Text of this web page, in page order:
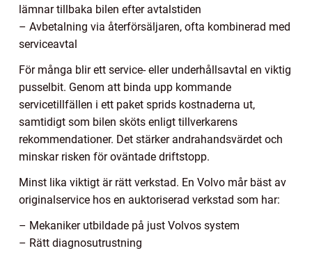
lämnar tillbaka bilen efter avtalstiden
– Avbetalning via återförsäljaren, ofta kombinerad med
serviceavtal
För många blir ett service- eller underhållsavtal en viktig
pusselbit. Genom att binda upp kommande
servicetillfällen i ett paket sprids kostnaderna ut,
samtidigt som bilen sköts enligt tillverkarens
rekommendationer. Det stärker andrahandsvärdet och
minskar risken för oväntade driftstopp.
Minst lika viktigt är rätt verkstad. En Volvo mår bäst av
originalservice hos en auktoriserad verkstad som har:
– Mekaniker utbildade på just Volvos system
– Rätt diagnosutrustning